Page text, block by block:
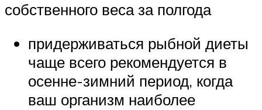
собственного веса за полгода
придерживаться рыбной диеты
чаще всего рекомендуется в
осенне-зимний период, когда
ваш организм наиболее